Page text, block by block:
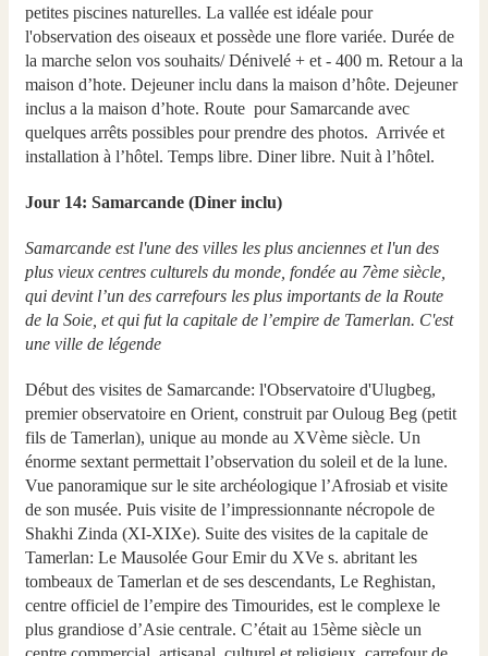
petites piscines naturelles. La vallée est idéale pour
l'observation des oiseaux et possède une flore variée. Durée de
la marche selon vos souhaits/ Dénivelé + et - 400 m. Retour a la
maison d’hote. Dejeuner inclu dans la maison d’hôte. Dejeuner
inclus a la maison d’hote. Route pour Samarcande avec
quelques arrêts possibles pour prendre des photos. Arrivée et
installation à l’hôtel. Temps libre. Diner libre. Nuit à l’hôtel.
Jour 14: Samarcande (Diner inclu)
Samarcande est l'une des villes les plus anciennes et l'un des
plus vieux centres culturels du monde, fondée au 7ème siècle,
qui devint l’un des carrefours les plus importants de la Route
de la Soie, et qui fut la capitale de l’empire de Tamerlan. C'est
une ville de légende
Début des visites de Samarcande: l'Observatoire d'Ulugbeg,
premier observatoire en Orient, construit par Ouloug Beg (petit
fils de Tamerlan), unique au monde au XVème siècle. Un
énorme sextant permettait l’observation du soleil et de la lune.
Vue panoramique sur le site archéologique l’Afrosiab et visite
de son musée. Puis visite de l’impressionnante nécropole de
Shakhi Zinda (XI-XIXe). Suite des visites de la capitale de
Tamerlan: Le Mausolée Gour Emir du XVe s. abritant les
tombeaux de Tamerlan et de ses descendants, Le Reghistan,
centre officiel de l’empire des Timourides, est le complexe le
plus grandiose d’Asie centrale. C’était au 15ème siècle un